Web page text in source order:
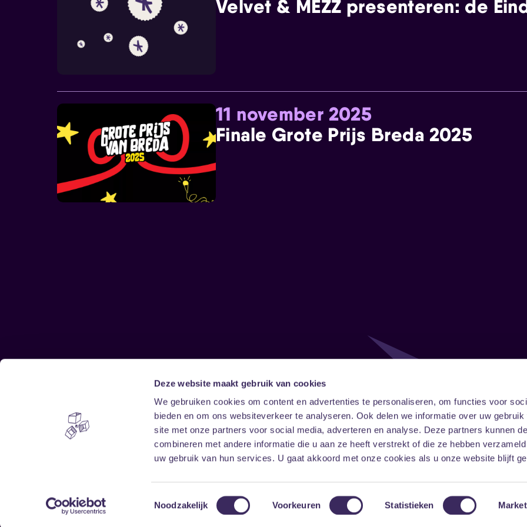
Deze website maakt gebruik van cookies
We gebruiken cookies om content en advertenties te personaliseren, om functies voor
bieden en om ons websiteverkeer te analyseren. Ook delen we informatie over uw gebruik
site met onze partners voor social media, adverteren en analyse. Deze partners kunnen
combineren met andere informatie die u aan ze heeft verstrekt of die ze hebben
uw gebruik van hun services. U gaat akkoord met onze cookies als u onze website blijft
Toestemmingsselectie
Noodzakelijk Voorkeuren Statistieken
Velvet & MEZZ presenteren: de
11 november 2025
Finale Grote Prijs Breda 2025
Home
Vrijwilligers
Disclaimer
Toegankelijkheid
Privacy & cookies
Follow
FacebookInstagramLinkedIn
Onze